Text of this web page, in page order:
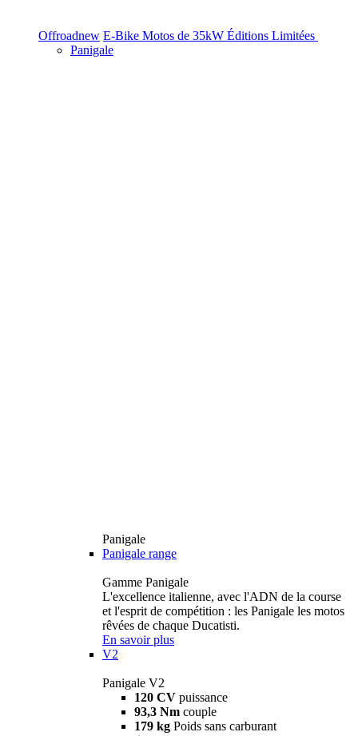
Offroadnew E-Bike Motos de 35kW Éditions Limitées
Panigale
Panigale
Panigale range
Gamme Panigale
L'excellence italienne, avec l'ADN de la course
et l'esprit de compétition : les Panigale les motos
rêvées de chaque Ducatisti.
En savoir plus
V2
Panigale V2
120 CV puissance
93,3 Nm couple
179 kg Poids sans carburant